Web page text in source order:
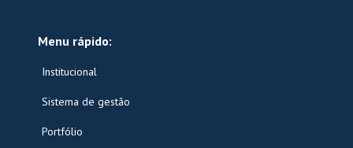
Menu rápido:
Institucional
Sistema de gestão
Portfólio